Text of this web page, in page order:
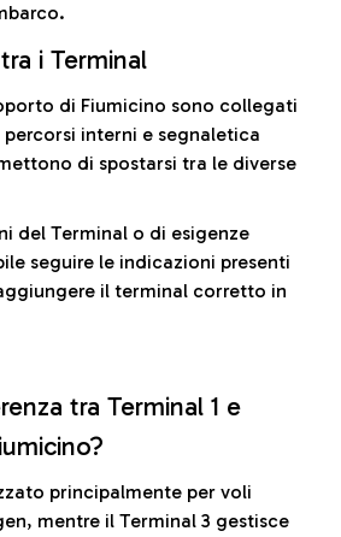
i Terminal
di Fiumicino sono collegati
interni e segnaletica
di spostarsi tra le diverse
del Terminal o di esigenze
seguire le indicazioni presenti
il terminal corretto in
tra Terminal 1 e
principalmente per voli
mentre il Terminal 3 gestisce